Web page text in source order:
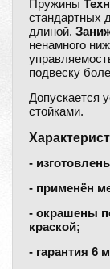
Пружины
стандартных
длиной.
ненамного
подвеску
Допускается
стойками.
-
- применён
- окрашены
краской;
- гарантия 6